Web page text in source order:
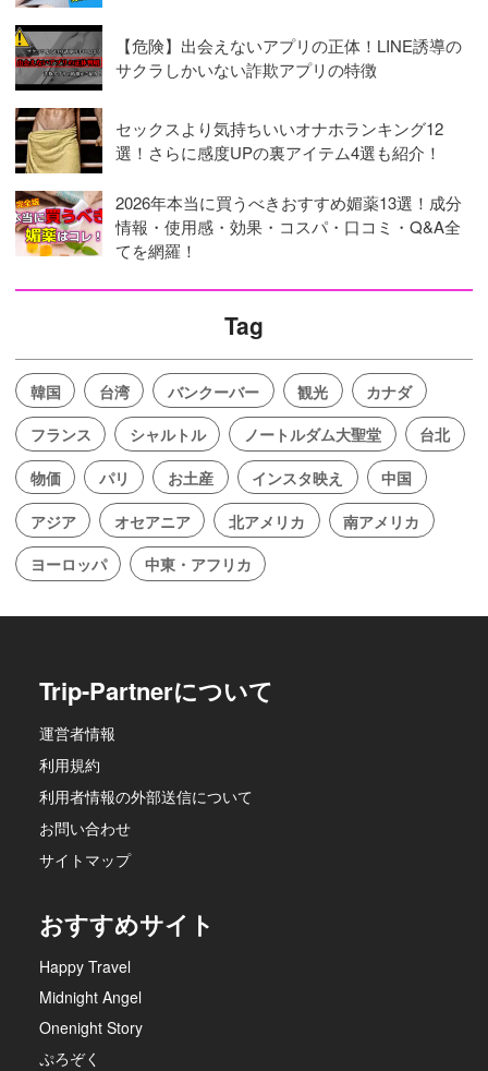
【危険】出会えないアプリの正体！LINE誘導の
サクラしかいない詐欺アプリの特徴
セックスより気持ちいいオナホランキング12
選！さらに感度UPの裏アイテム4選も紹介！
2026年本当に買うべきおすすめ媚薬13選！成分
情報・使用感・効果・コスパ・口コミ・Q&A全
てを網羅！
Tag
韓国 台湾 バンクーバー 観光
カナダ
フランス
シャルトル ノートルダム大聖堂
台北
物価
パリ お土産 インスタ映え
中国
アジア
オセアニア 北アメリカ
南アメリカ
ヨーロッパ
中東・アフリカ
Trip-Partnerについて
運営者情報
利用規約
利用者情報の外部送信について
お問い合わせ
サイトマップ
おすすめサイト
Happy Travel
Midnight Angel
Onenight Story
ぷろぞく